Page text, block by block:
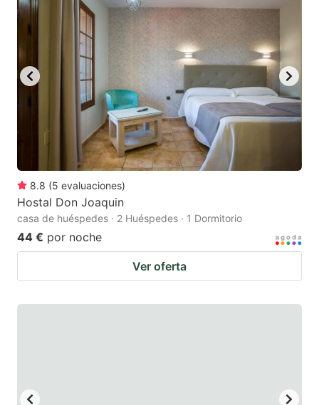
8.8 (5 evaluaciones)
Hostal Don Joaquin
casa de huéspedes · 2 Huéspedes · 1 Dormitorio
44 € por noche
Ver oferta